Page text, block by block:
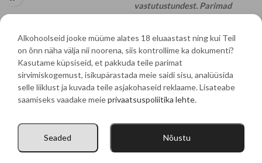
vastutustundest. Parimad
on alkoholiga, palume sul
suhtuda selle tarbimisse austuse
ja mõõdukusega – sinu tervis on
kalleim vara. Meie tooted on
mõeldud nautimiseks vaid
Mere 83 Võsu 45501, Haljala vald, Lääne-Virumaakond
pitsa@vosupitsa.ee
Alkohoolseid jooke müüme alates 18 eluaastast ning kui Teil
on õnn näha välja nii noorena, siis kontrollime ka dokumenti?
Kasutame küpsiseid, et pakkuda teile parimat
sirvimiskogemust, isikupärastada meie saidi sisu, analüüsida
selle liiklust ja kuvada teile asjakohaseid reklaame. Lisateabe
saamiseks vaadake meieprivaatsuspoliitika lehte.
Nõustu
Seaded